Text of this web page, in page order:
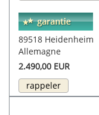
89518 Heidenheim
Allemagne
2.490,00 EUR
rappeler